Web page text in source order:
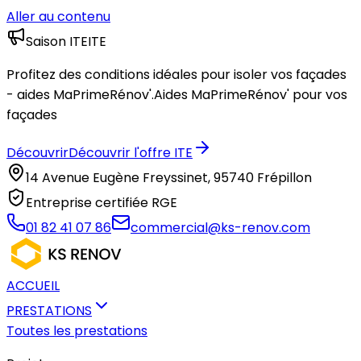
Aller au contenu
Saison ITEITE
Profitez des conditions idéales pour isoler vos façades
- aides MaPrimeRénov'.Aides MaPrimeRénov' pour vos
façades
DécouvrirDécouvrir l'offre ITE
14 Avenue Eugène Freyssinet, 95740 Frépillon
Entreprise certifiée RGE
01 82 41 07 86
commercial@ks-renov.com
ACCUEIL
PRESTATIONS
Toutes les prestations